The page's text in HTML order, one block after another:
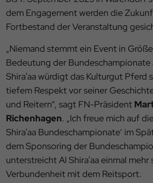
dem Engagement werden die
Fortbestand der Veranstaltung
„Niemand stemmt ein Event in
Bedeutung der Bundeschampionate
Shira’aa würdigt das Kulturgut Pferd
tiefem Respekt vor seiner
und Reitern“, sagt FN-Präsident
Richenhagen. „Ich freue mich auf
Shira’aa Bundeschampionate‘ im
dem Sponsoring der
unterstreicht Al Shira’aa einmal mehr
Verbundenheit mit dem Reitsport.